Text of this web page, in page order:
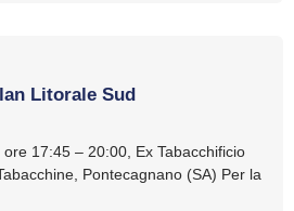
Litorale Sud
17:45 – 20:00, Ex Tabacchificio
Pontecagnano (SA) Per la